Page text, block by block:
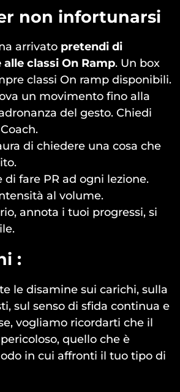
non infortunarsi
arrivato pretendi di
classi On Ramp. Un box
classi On ramp disponibili.
un movimento fino alla
del gesto. Chiedi
di chiedere una cosa che
di fare PR ad ogni lezione.
al volume.
annota i tuoi progressi, si
:
le disamine sui carichi, sulla
sul senso di sfida continua e
vogliamo ricordarti che il
quello che è
in cui affronti il tuo tipo di